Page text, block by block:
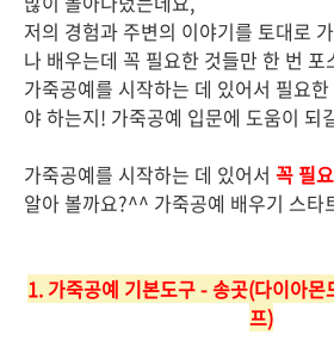
저의 경험과 주변의 이야기를 토대로
나 배우는데 꼭 필요한 것들만 한 번
가죽공예를 시작하는 데 있어서 필요
야 하는지! 가죽공예 입문에 도움이 되
가죽공예를 시작하는 데 있어서 꼭 필
알아 볼까요?^^ 가죽공예 배우기 스타
1. 가죽공예 기본도구 - 송곳(다이아몬
프)